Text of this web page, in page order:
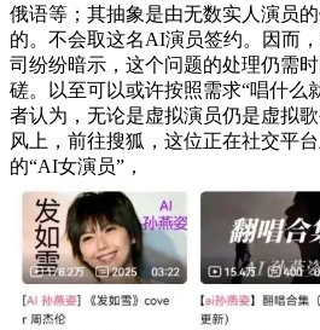
俄语等；其抽象是由无数实人演员
的。不会取这名AI演员签约。因而
司纷纷暗示，这个问题的处理仍需
磋。以至可以或许按照需求“唱什么
者认为，无论是虚拟演员仍是虚拟
风上，前往搜狐，这位正在社交平
的“AI女演员”，